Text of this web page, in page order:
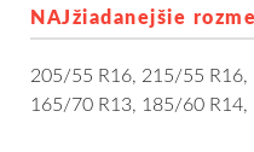
Plechové
Puklice na kolesá
NAJžiadanejšie
205/55 R16, 215/55 R16,
165/70 R13, 185/60 R14,